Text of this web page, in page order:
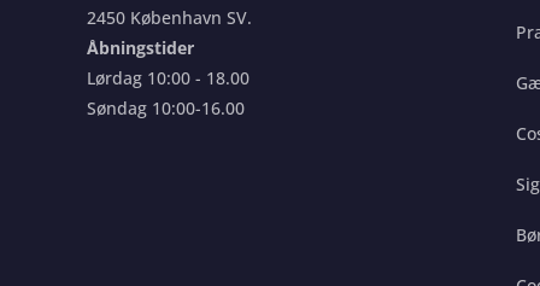
2450 København SV.
Åbningstider
Lørdag 10:00 - 18.00
Søndag 10:00-16.00